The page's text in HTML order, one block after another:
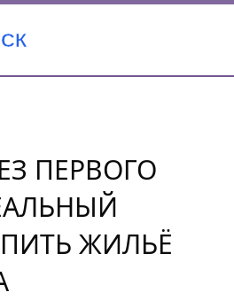
ПЕРВОГО
ЖИЛЬЁ